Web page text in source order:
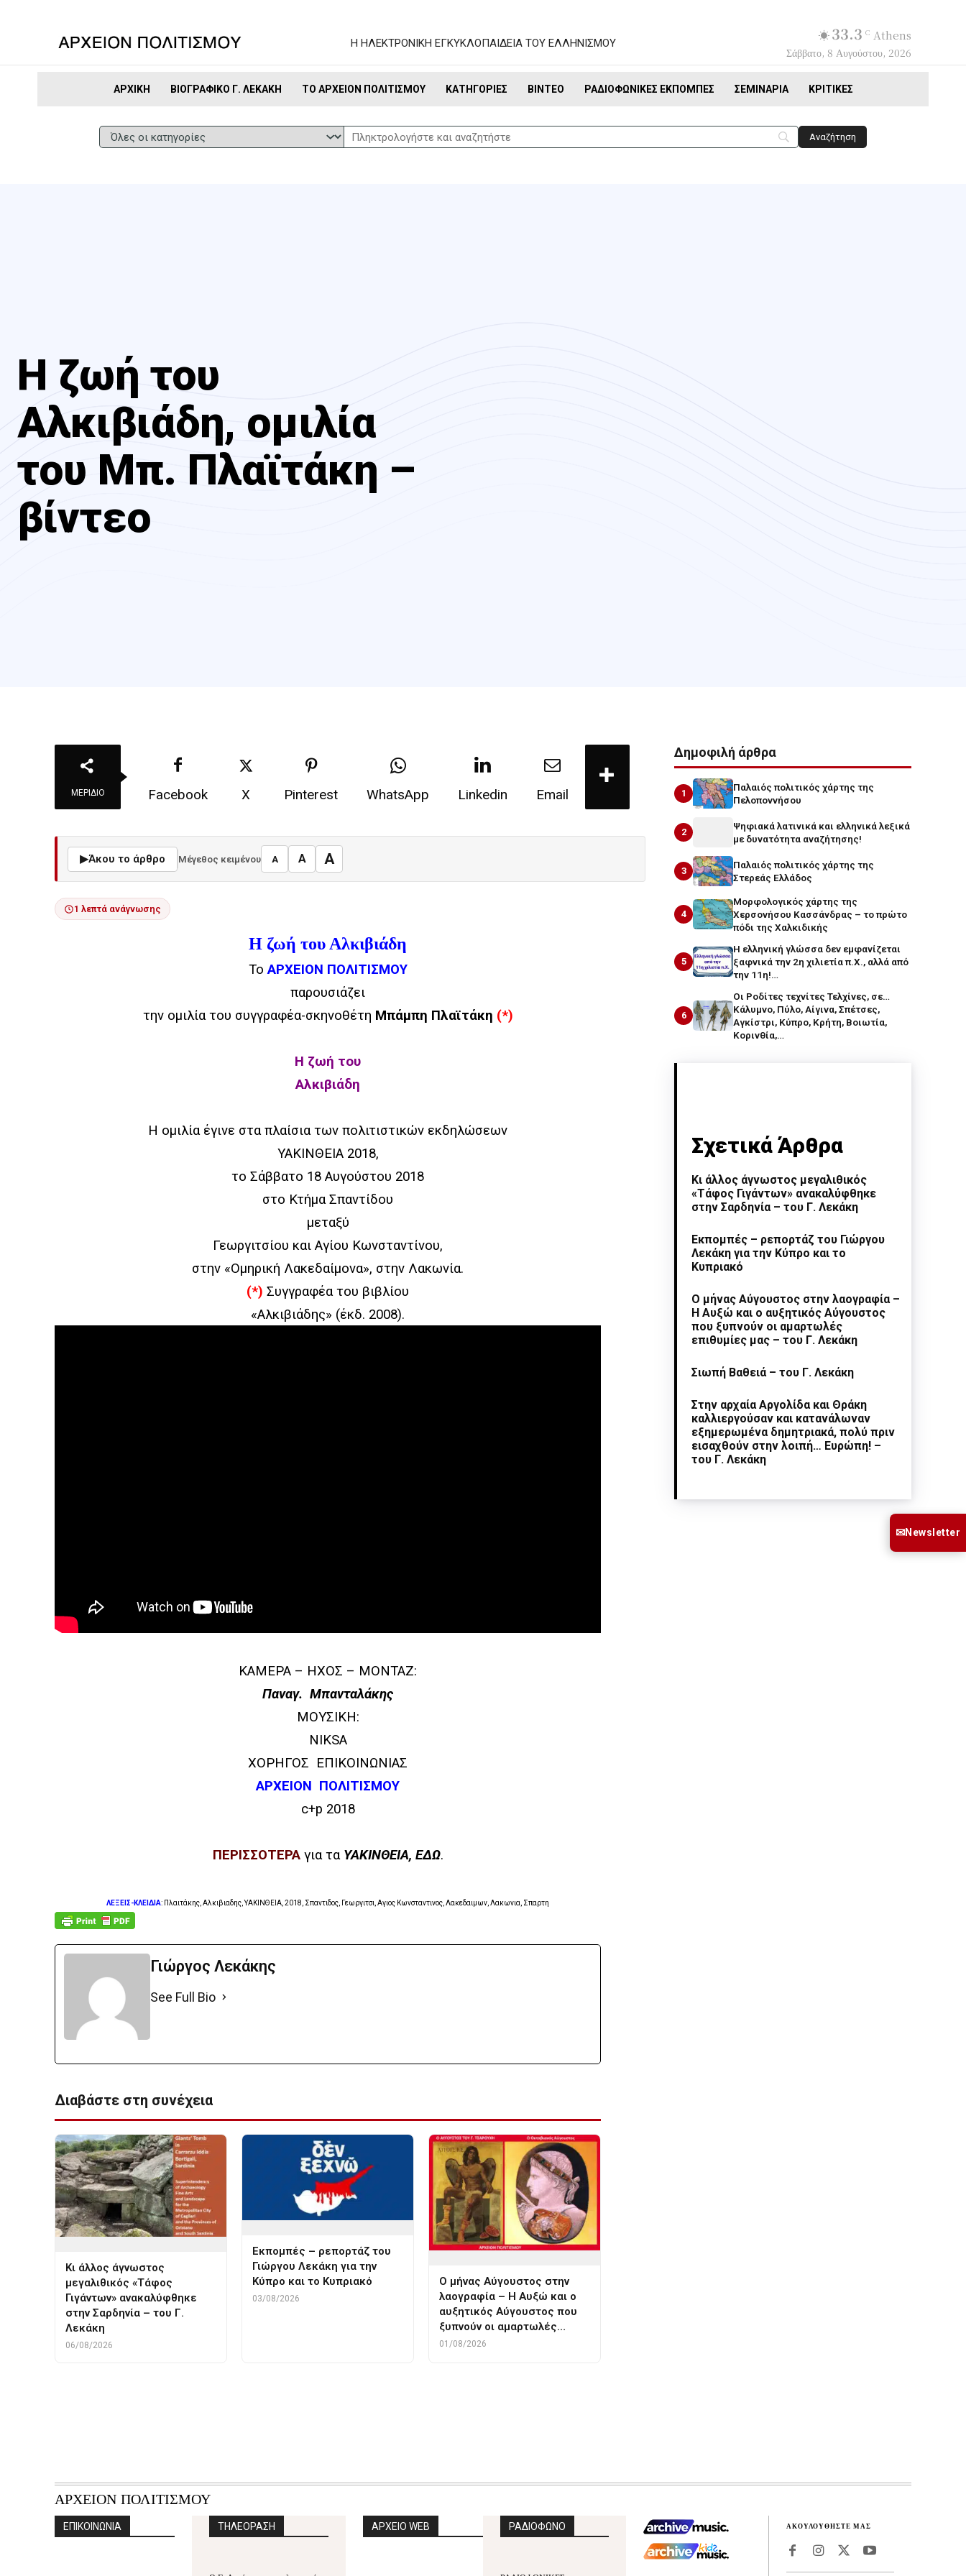
Η ΗΛΕΚΤΡΟΝΙΚΗ ΕΓΚΥΚΛΟΠΑΙΔΕΙΑ ΤΟΥ ΕΛΛΗΝΙΣΜΟΥ 33.3 C Athens
Σάββατο, 8 Αυγούστου, 2026
ΑΡΧΙΚΉ ΒΙΟΓΡΑΦΙΚΌ Γ. ΛΕΚΆΚΗ ΤΟ ΑΡΧΕΊΟΝ ΠΟΛΙΤΙΣΜΟΎ ΚΑΤΗΓΟΡΊΕΣ ΒΊΝΤΕΟ ΡΑΔΙΟΦΩΝΙΚΈΣ ΕΚΠΟΜΠΈΣ ΣΕΜΙΝΆΡΙΑ ΚΡΙΤΙΚΈΣ
Η ζωή του
Αλκιβιάδη, ομιλία
του Μπ. Πλαϊτάκη –
βίντεο
ΜΕΡΊΔΙΟ Facebook X Pinterest WhatsApp Linkedin Email
▶Άκου το άρθρο Μέγεθος κειμένου A A A
1 λεπτά ανάγνωσης
Η ζωή του Αλκιβιάδη
ΤοΑΡΧΕΙΟΝ ΠΟΛΙΤΙΣΜΟΥ
παρουσιάζει
την ομιλία του συγγραφέα-σκηνοθέτη Μπάμπη Πλαϊτάκη (*)
Η ζωή του
Αλκιβιάδη
Η ομιλία έγινε στα πλαίσια των πολιτιστικών εκδηλώσεων
ΥΑΚΙΝΘΕΙΑ 2018,
το Σάββατο 18 Αυγούστου 2018
στο Κτήμα Σπαντίδου
μεταξύ
Γεωργιτσίου και Αγίου Κωνσταντίνου,
στην «Ομηρική Λακεδαίμονα», στην Λακωνία.
(*) Συγγραφέα του βιβλίου
«Αλκιβιάδης» (έκδ. 2008).
ΚΑΜΕΡΑ – ΗΧΟΣ – ΜΟΝΤΑΖ:
Παναγ. Μπανταλάκης
ΜΟΥΣΙΚΗ:
NIKSA
ΧΟΡΗΓΟΣ ΕΠΙΚΟΙΝΩΝΙΑΣ
ΑΡΧΕΙΟΝ ΠΟΛΙΤΙΣΜΟΥ
c+p 2018
ΠΕΡΙΣΣΟΤΕΡΑ για τα ΥΑΚΙΝΘΕΙΑ, ΕΔΩ.
ΛΕΞΕΙΣ-ΚΛΕΙΔΙΑ: Πλαιτάκης, Αλκιβιαδης, ΥΑΚΙΝΘΕΙΑ, 2018, Σπαντιδος, Γεωργιτσι, Αγιος Κωνσταντινος, Λακεδαιμων, Λακωνια, Σπαρτη
Γιώργος Λεκάκης
See Full Bio
Διαβάστε στη συνέχεια
Κι άλλος άγνωστος
μεγαλιθικός «Τάφος
Γιγάντων» ανακαλύφθηκε
στην Σαρδηνία – του Γ.
Λεκάκη
06/08/2026
Εκπομπές – ρεπορτάζ του
Γιώργου Λεκάκη για την
Κύπρο και το Κυπριακό
03/08/2026
Ο μήνας Αύγουστος στην
λαογραφία – Η Αυξώ και ο
αυξητικός Αύγουστος που
ξυπνούν οι αμαρτωλές…
01/08/2026
Δημοφιλή άρθρα
1
Παλαιός πολιτικός χάρτης της
Πελοποννήσου
2
Ψηφιακά λατινικά και ελληνικά λεξικά
με δυνατότητα αναζήτησης!
3
Παλαιός πολιτικός χάρτης της
Στερεάς Ελλάδος
4
Μορφολογικός χάρτης της
Χερσονήσου Κασσάνδρας – το πρώτο
πόδι της Χαλκιδικής
5
Η ελληνική γλώσσα δεν εμφανίζεται
ξαφνικά την 2η χιλιετία π.Χ., αλλά από
την 11η!…
6
Οι Ροδίτες τεχνίτες Τελχίνες, σε…
Κάλυμνο, Πύλο, Αίγινα, Σπέτσες,
Αγκίστρι, Κύπρο, Κρήτη, Βοιωτία,
Κορινθία,…
Σχετικά Άρθρα
Κι άλλος άγνωστος μεγαλιθικός
«Τάφος Γιγάντων» ανακαλύφθηκε
στην Σαρδηνία – του Γ. Λεκάκη
Εκπομπές – ρεπορτάζ του Γιώργου
Λεκάκη για την Κύπρο και το
Κυπριακό
Ο μήνας Αύγουστος στην λαογραφία –
Η Αυξώ και ο αυξητικός Αύγουστος
που ξυπνούν οι αμαρτωλές
επιθυμίες μας – του Γ. Λεκάκη
Σιωπή Βαθειά – του Γ. Λεκάκη
Στην αρχαία Αργολίδα και Θράκη
καλλιεργούσαν και κατανάλωναν
εξημερωμένα δημητριακά, πολύ πριν
εισαχθούν στην λοιπή… Ευρώπη! –
του Γ. Λεκάκη
ΑΡΧΕΙΟΝ ΠΟΛΙΤΙΣΜΟΥ
ΕΠΙΚΟΙΝΩΝΙΑ ΤΗΛΕΟΡΑΣΗ ΑΡΧΕΙΟ WEB ΡΑΔΙΟΦΩΝΟ ΑΚΟΥΛΟΥΘΗΣΤΕ ΜΑΣ
✉Newsletter